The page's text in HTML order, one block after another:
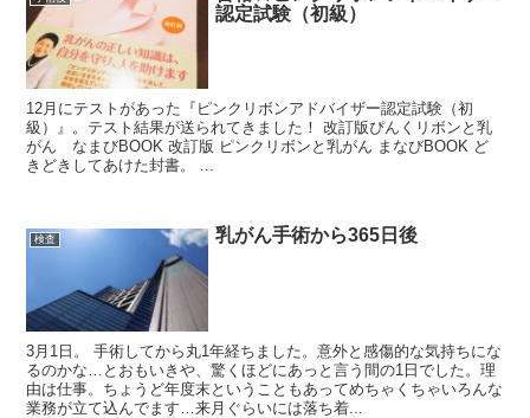
認定試験（初級）
12月にテストがあった『ピンクリボンアドバイザー認定試験（初
級）』。テスト結果が送られてきました！ 改訂版ぴんくリボンと乳
がん なまびBOOK 改訂版 ピンクリボンと乳がん まなびBOOK ど
きどきしてあけた封書。 ...
検査 乳がん手術から365日後
3月1日。 手術してから丸1年経ちました。意外と感傷的な気持ちにな
るのかな…とおもいきや、驚くほどにあっと言う間の1日でした。理
由は仕事。ちょうど年度末ということもあってめちゃくちゃいろんな
業務が立て込んでます…来月ぐらいには落ち着...